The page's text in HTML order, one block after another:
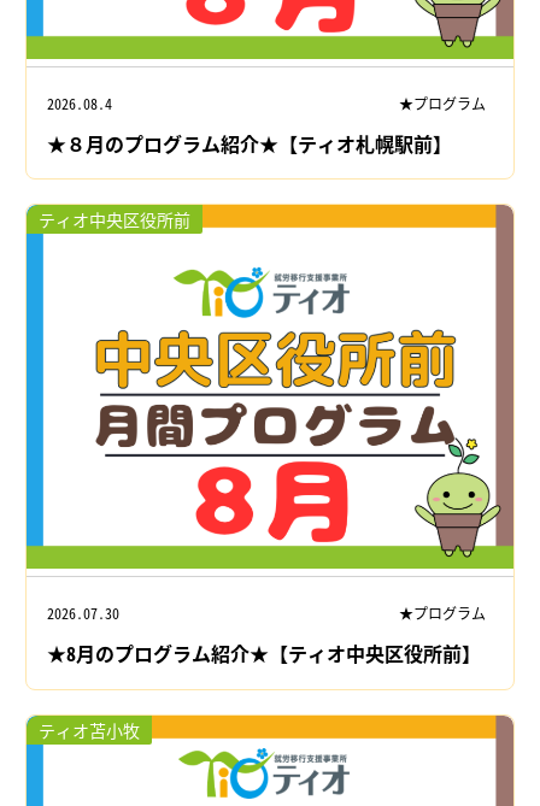
2026.08.4 ★プログラム
★８月のプログラム紹介★【ティオ札幌駅前】
ティオ中央区役所前
2026.07.30 ★プログラム
★8月のプログラム紹介★【ティオ中央区役所前】
ティオ苫小牧